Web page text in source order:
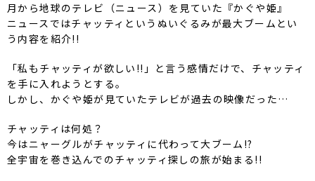
月から地球のテレビ（ニュース）を見ていた『かぐや姫』
ニュースではチャッティというぬいぐるみが最大ブームとい
う内容を紹介!!
「私もチャッティが欲しい!!」と言う感情だけで、チャッティ
を手に入れようとする。
しかし、かぐや姫が見ていたテレビが過去の映像だった…
チャッティは何処？
今はニャーグルがチャッティに代わって大ブーム!?
全宇宙を巻き込んでのチャッティ探しの旅が始まる!!